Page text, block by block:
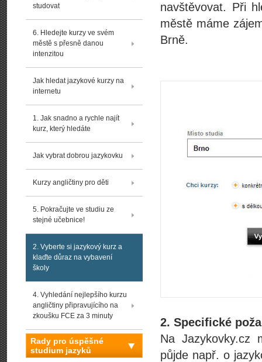
studovat
6. Hledejte kurzy ve svém
městě s přesně danou
intenzitou
Jak hledat jazykové kurzy na
internetu
1. Jak snadno a rychle najít
kurz, který hledáte
Jak vybrat dobrou jazykovku
Kurzy angličtiny pro děti
5. Pokračujte ve studiu ze
stejné učebnice!
2. Vyberte si jazykový kurz a
klaďte důraz na vybavení
školy
4. Vyhledání nejlepšího kurzu
angličtiny připravujícího na
zkoušku FCE za 3 minuty
Rady pro úspěšné
studium jazyků
navštěvovat. Při
městě máme
Brně.
2. Specifické
Na Jazykovky.cz
půjde např. o